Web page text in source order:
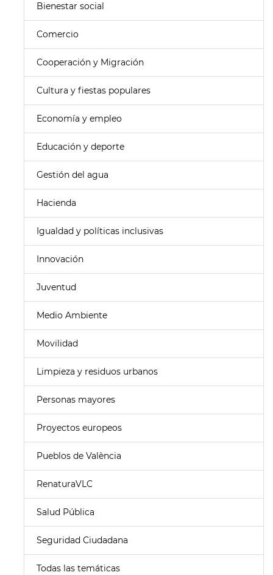
Bienestar social
Comercio
Cooperación y Migración
Cultura y fiestas populares
Economía y empleo
Educación y deporte
Gestión del agua
Hacienda
Igualdad y políticas inclusivas
Innovación
Juventud
Medio Ambiente
Movilidad
Limpieza y residuos urbanos
Personas mayores
Proyectos europeos
Pueblos de València
RenaturaVLC
Salud Pública
Seguridad Ciudadana
Todas las temáticas